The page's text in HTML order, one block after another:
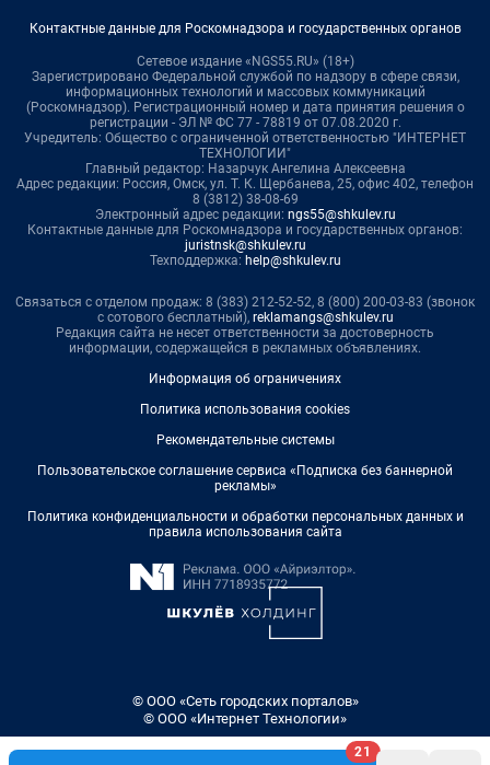
21
Контактные данные для Роскомнадзора и государственных органов
Сетевое издание «NGS55.RU» (18+)
Зарегистрировано Федеральной службой по надзору в сфере связи,
информационных технологий и массовых коммуникаций
(Роскомнадзор). Регистрационный номер и дата принятия решения о
регистрации - ЭЛ № ФС 77 - 78819 от 07.08.2020 г.
Учредитель: Общество с ограниченной ответственностью "ИНТЕРНЕТ
ТЕХНОЛОГИИ"
Главный редактор: Назарчук Ангелина Алексеевна
Адрес редакции: Россия, Омск, ул. Т. К. Щербанева, 25, офис 402, телефон
8 (3812) 38-08-69
Электронный адрес редакции: ngs55@shkulev.ru
Контактные данные для Роскомнадзора и государственных органов:
juristnsk@shkulev.ru
Техподдержка: help@shkulev.ru
Связаться с отделом продаж: 8 (383) 212-52-52, 8 (800) 200-03-83 (звонок
с сотового бесплатный), reklamangs@shkulev.ru
Редакция сайта не несет ответственности за достоверность
информации, содержащейся в рекламных объявлениях.
Информация об ограничениях
Политика использования cookies
Рекомендательные системы
Пользовательское соглашение сервиса «Подписка без баннерной
рекламы»
Политика конфиденциальности и обработки персональных данных и
правила использования сайта
© ООО «Сеть городских порталов»
© ООО «Интернет Технологии»